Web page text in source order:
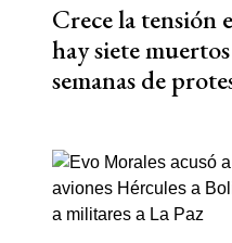
Crece la tensión
hay siete
semanas de